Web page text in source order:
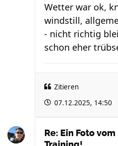
Wetter war ok,
windstill,
- nicht richtig
schon eher
Zitieren
07.12.2025, 14:50
Re: Ein Foto